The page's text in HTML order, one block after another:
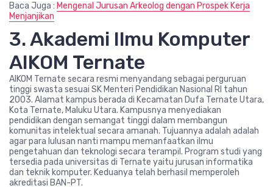
Baca Juga : Mengenal Jurusan Arkeolog dengan Prospek Kerja
Menjanjikan
3. Akademi Ilmu Komputer
AIKOM Ternate
AIKOM Ternate secara resmi menyandang sebagai perguruan
tinggi swasta sesuai SK Menteri Pendidikan Nasional RI tahun
2003. Alamat kampus berada di Kecamatan Dufa Ternate Utara,
Kota Ternate, Maluku Utara. Kampusnya menyediakan
pendidikan dengan semangat tinggi dalam membangun
komunitas intelektual secara amanah. Tujuannya adalah adalah
agar para lulusan nanti mampu memanfaatkan ilmu
pengetahuan dan teknologi secara terampil. Program studi yang
tersedia pada universitas di Ternate yaitu jurusan informatika
dan teknik komputer. Keduanya telah berhasil memperoleh
akreditasi BAN-PT.